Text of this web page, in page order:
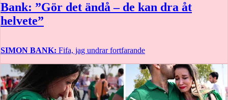
Bank: ”Gör det ändå – de kan dra åt
helvete”
SIMON BANK: Fifa, jag undrar fortfarande